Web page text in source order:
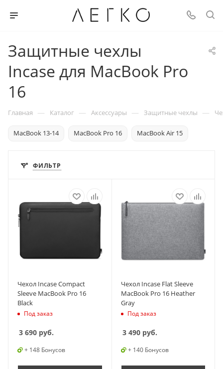
Защитные чехлы
Incase для MacBook Pro
16
Главная — Каталог — Аксессуары — Защитные чехлы —
MacBook 13-14 MacBook Pro 16 MacBook Air 15
ФИЛЬТР
Чехол Incase Compact
Sleeve MacBook Pro 16
Black
Под заказ
3 690 руб.
+ 148 Бонусов
Чехол Incase Flat Sleeve
MacBook Pro 16 Heather
Gray
Под заказ
3 490руб.
+ 140 Бонусов